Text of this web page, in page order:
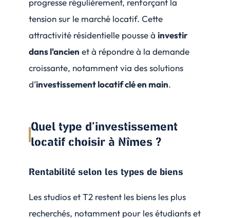
progresse régulièrement, renforçant la
tension sur le marché locatif. Cette
attractivité résidentielle pousse à investir
dans l'ancien et à répondre à la demande
croissante, notamment via des solutions
d’investissement locatif clé en main.
Quel type d’investissement
locatif choisir à Nîmes ?
Rentabilité selon les types de biens
Les studios et T2 restent les biens les plus
recherchés, notamment pour les étudiants et